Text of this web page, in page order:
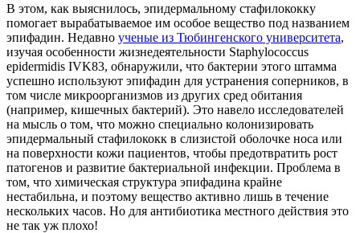
В этом, как выяснилось, эпидермальному стафилококку
помогает вырабатываемое им особое вещество под названием
эпифадин. Недавно ученые из Тюбингенского университета,
изучая особенности жизнедеятельности Staphylococcus
epidermidis IVK83, обнаружили, что бактерии этого штамма
успешно используют эпифадин для устранения соперников, в
том числе микроорганизмов из других сред обитания
(например, кишечных бактерий). Это навело исследователей
на мысль о том, что можно специально колонизировать
эпидермальный стафилококк в слизистой оболочке носа или
на поверхности кожи пациентов, чтобы предотвратить рост
патогенов и развитие бактериальной инфекции. Проблема в
том, что химическая структура эпифадина крайне
нестабильна, и поэтому вещество активно лишь в течение
нескольких часов. Но для антибиотика местного действия это
не так уж плохо!